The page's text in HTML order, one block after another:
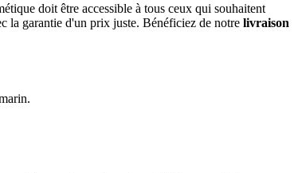
doit être accessible à tous ceux qui souhaitent
la garantie d'un prix juste. Bénéficiez de notre livraison